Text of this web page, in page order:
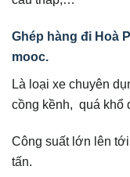
Ghép hàng đi Hoà
mooc.
Là loại xe chuyên
cồng kềnh, quá khổ
Công suất lớn lên
tấn.